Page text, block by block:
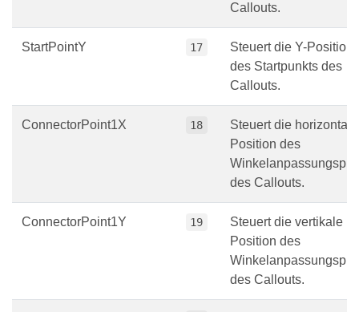
Callouts.
StartPointY 17
Steuert die Y-Position
des Startpunkts des
Callouts.
ConnectorPoint1X 18
Steuert die horizontale
Position des
des Callouts.
ConnectorPoint1Y 19
Steuert die vertikale
Position des
des Callouts.